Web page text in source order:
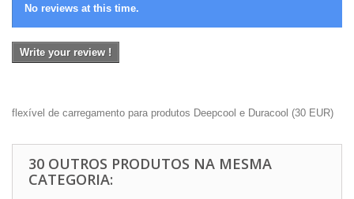
No reviews at this time.
Write your review !
flexível de carregamento para produtos Deepcool e Duracool (30 EUR)
30 OUTROS PRODUTOS NA MESMA
CATEGORIA: